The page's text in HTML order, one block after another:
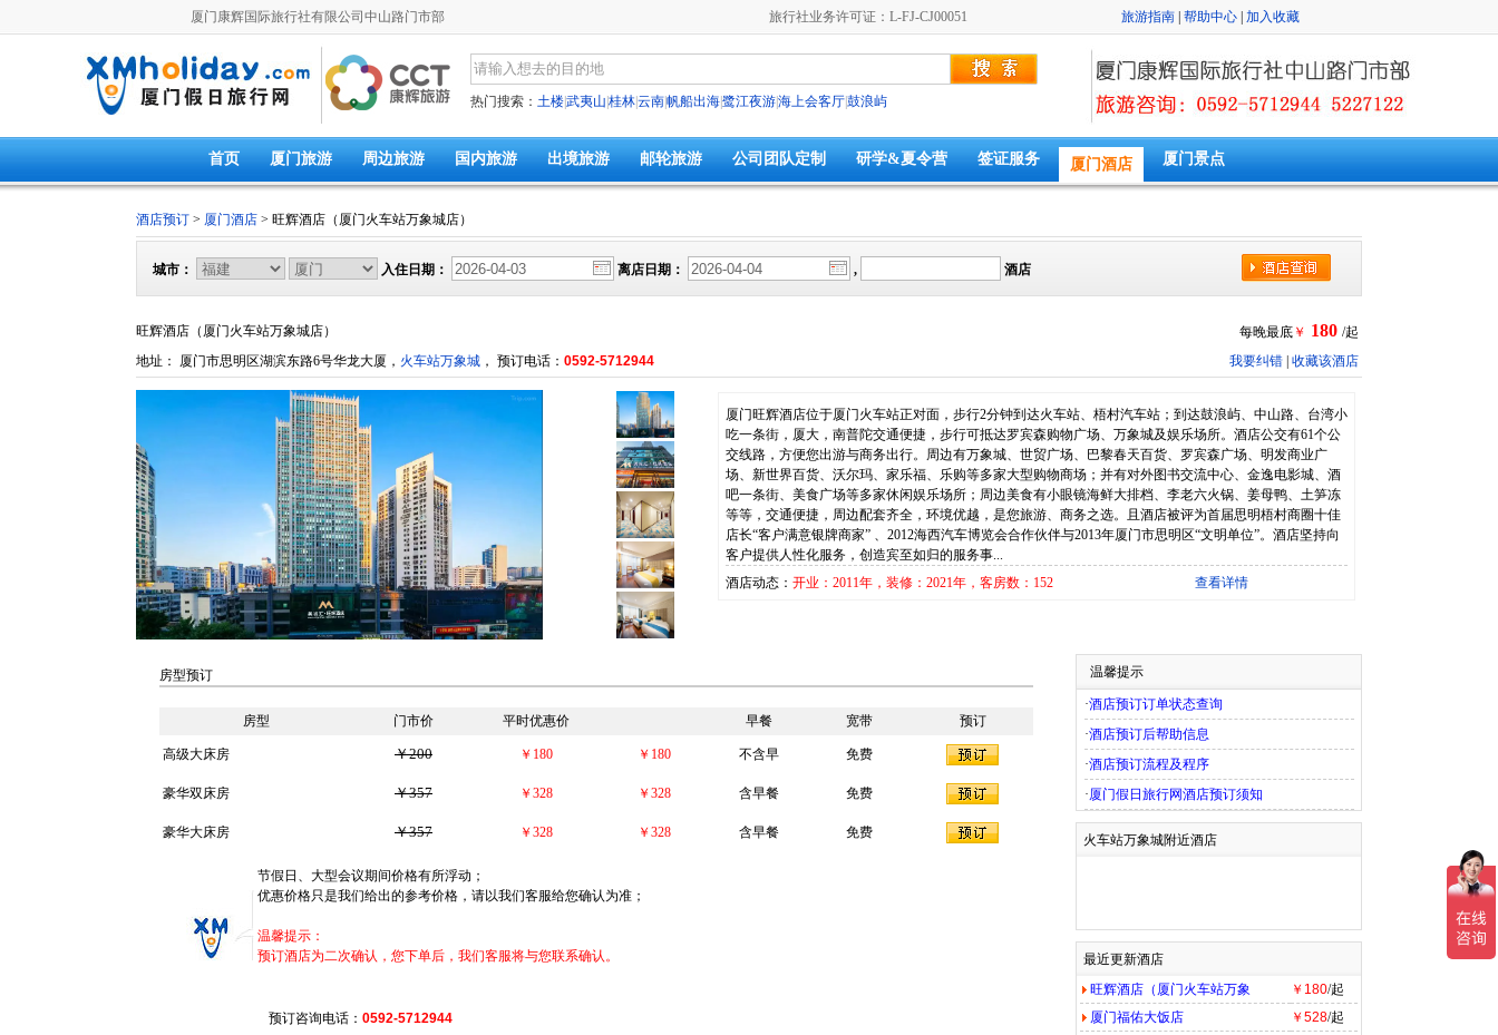
厦门康辉国际旅行社有限公司中山路门市部 旅行社业务许可证：L-FJ-CJ00051 旅游指南 帮助中心 加入收藏
热门搜索： 土楼武夷山 桂林云南帆船出海鹭江夜游海上会客厅鼓浪屿
首页 厦门旅游 周边旅游 国内旅游 出境旅游 邮轮旅游 公司团队定制 研学&夏令营 签证服务 厦门酒店 厦门景点
酒店预订 > 厦门酒店 > 旺辉酒店（厦门火车站万象城店）
城市： 入住日期： 离店日期： , 酒店
旺辉酒店（厦门火车站万象城店） 每晚最底 ￥ 180 /起
地址： 厦门市思明区湖滨东路6号华龙大厦， 火车站万象城 ， 预订电话： 0592-5712944 我要纠错 收藏该酒店
厦门旺辉酒店位于厦门火车站正对面，步行2分钟到达火车站、梧村汽车站；到达鼓浪屿、中山路、台湾小
吃一条街，厦大，南普陀交通便捷，步行可抵达罗宾森购物广场、万象城及娱乐场所。酒店公交有61个公
交线路，方便您出游与商务出行。周边有万象城、世贸广场、巴黎春天百货、罗宾森广场、明发商业广
场、新世界百货、沃尔玛、家乐福、乐购等多家大型购物商场；并有对外图书交流中心、金逸电影城、酒
吧一条街、美食广场等多家休闲娱乐场所；周边美食有小眼镜海鲜大排档、李老六火锅、姜母鸭、土笋冻
等等，交通便捷，周边配套齐全，环境优越，是您旅游、商务之选。且酒店被评为首届思明梧村商圈十佳
店长“客户满意银牌商家” 、2012海西汽车博览会合作伙伴与2013年厦门市思明区“文明单位”。酒店坚持向
客户提供人性化服务，创造宾至如归的服务事...
酒店动态： 开业：2011年，装修：2021年，客房数：152 查看详情
房型预订
房型 门市价 平时优惠价 早餐 宽带 预订
高级大床房 ￥200 ￥180 ￥180 不含早 免费
豪华双床房 ￥357 ￥328 ￥328 含早餐 免费
豪华大床房 ￥357 ￥328 ￥328 含早餐 免费
节假日、大型会议期间价格有所浮动；
优惠价格只是我们给出的参考价格，请以我们客服给您确认为准；
温馨提示：
预订酒店为二次确认，您下单后，我们客服将与您联系确认。
预订咨询电话： 0592-5712944
温馨提示
·酒店预订订单状态查询
·酒店预订后帮助信息
·酒店预订流程及程序
·厦门假日旅行网酒店预订须知
火车站万象城附近酒店
最近更新酒店
旺辉酒店（厦门火车站万象
￥180/起
厦门福佑大饭店
￥528/起